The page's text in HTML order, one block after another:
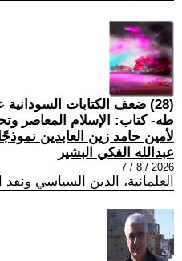
(28) ضعف الكتابات
لأمين حامد زين العابدين نموذجًا
عبدالله الفكي البشير
2026 / 8 / 7
العلمانية، الدين السياسي ونقد